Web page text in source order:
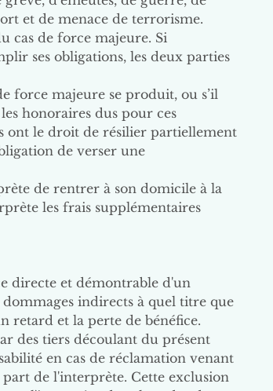
et de menace de terrorisme.
cas de force majeure. Si
ses obligations, les deux parties
force majeure se produit, ou s’il
honoraires dus pour ces
ont le droit de résilier partiellement
de verser une
de rentrer à son domicile à la
les frais supplémentaires
directe et démontrable d'un
indirects à quel titre que
retard et la perte de bénéfice.
des tiers découlant du présent
en cas de réclamation venant
de l'interprète. Cette exclusion